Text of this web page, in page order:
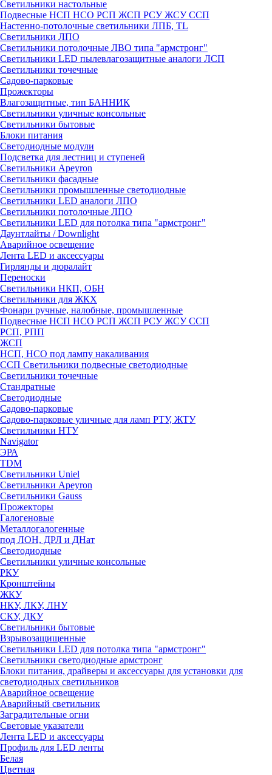
Светильники настольные
Подвесные НСП НСО РСП ЖСП РСУ ЖСУ ССП
Настенно-потолочные светильники ЛПБ, TL
Светильники ЛПО
Светильники потолочные ЛВО типа "армстронг"
Светильники LED пылевлагозащитные аналоги ЛСП
Светильники точечные
Садово-парковые
Прожекторы
Влагозащитные, тип БАННИК
Светильники уличные консольные
Светильники бытовые
Блоки питания
Светодиодные модули
Подсветка для лестниц и ступеней
Светильники Apeyron
Светильники фасадные
Светильники промышленные светодиодные
Светильники LED аналоги ЛПО
Светильники потолочные ЛПО
Светильники LED для потолка типа "армстронг"
Даунтлайты / Downlight
Аварийное освещение
Лента LED и аксессуары
Гирлянды и дюралайт
Переноски
Светильники НКП, ОБН
Светильники для ЖКХ
Фонари ручные, налобные, промышленные
Подвесные НСП НСО РСП ЖСП РСУ ЖСУ ССП
РСП, РПП
ЖСП
НСП, НСО под лампу накаливания
ССП Светильники подвесные светодиодные
Светильники точечные
Стандратные
Светодиодные
Садово-парковые
Садово-парковые уличные для ламп РТУ, ЖТУ
Светильники НТУ
Navigator
ЭРА
TDM
Светильники Uniel
Светильники Apeyron
Светильники Gauss
Прожекторы
Галогеновые
Металлогалогенные
под ЛОН, ДРЛ и ДНат
Светодиодные
Светильники уличные консольные
РКУ
Кронштейны
ЖКУ
НКУ, ЛКУ, ЛНУ
СКУ, ДКУ
Светильники бытовые
Взрывозащищенные
Светильники LED для потолка типа "армстронг"
Светильники светодиодные армстронг
Блоки питания, драйверы и аксессуары для установки для
светодиодных светильников
Аварийное освещение
Аварийный светильник
Заградительные огни
Световые указатели
Лента LED и аксессуары
Профиль для LED ленты
Белая
Цветная